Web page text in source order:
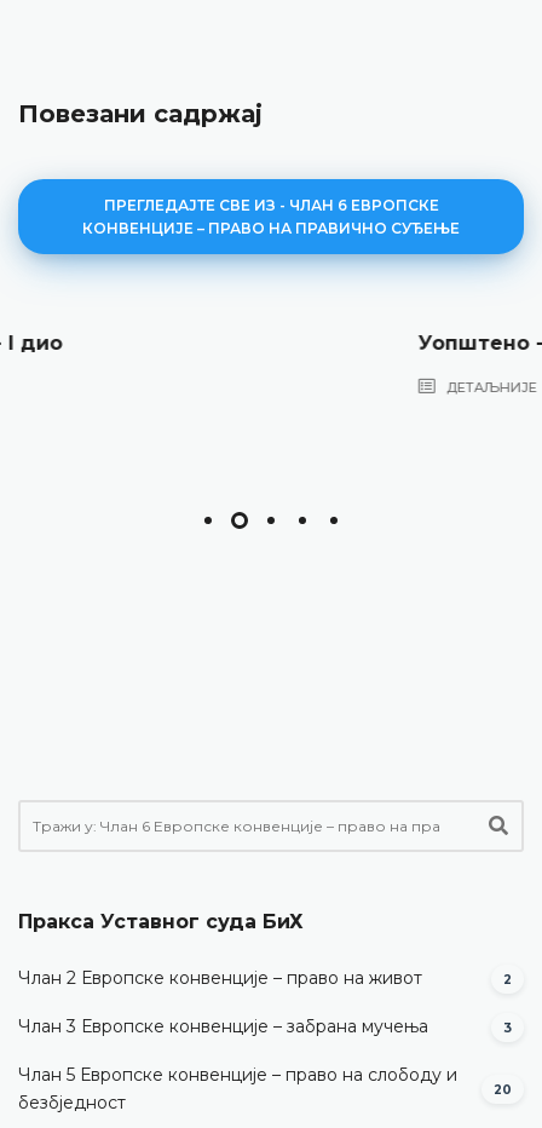
Повезани садржај
ПРЕГЛЕДАЈТЕ СВЕ ИЗ - ЧЛАН 6 ЕВРОПСКЕ
КОНВЕНЦИЈЕ – ПРАВО НА ПРАВИЧНО СУЂЕЊЕ
Уопштено - II дио
Пракса Уставног суда БиХ
Члан 2 Европске конвенције – право на живот 2
Члан 3 Европске конвенције – забрана мучења 3
Члан 5 Европске конвенције – право на слободу и
безбједност
20